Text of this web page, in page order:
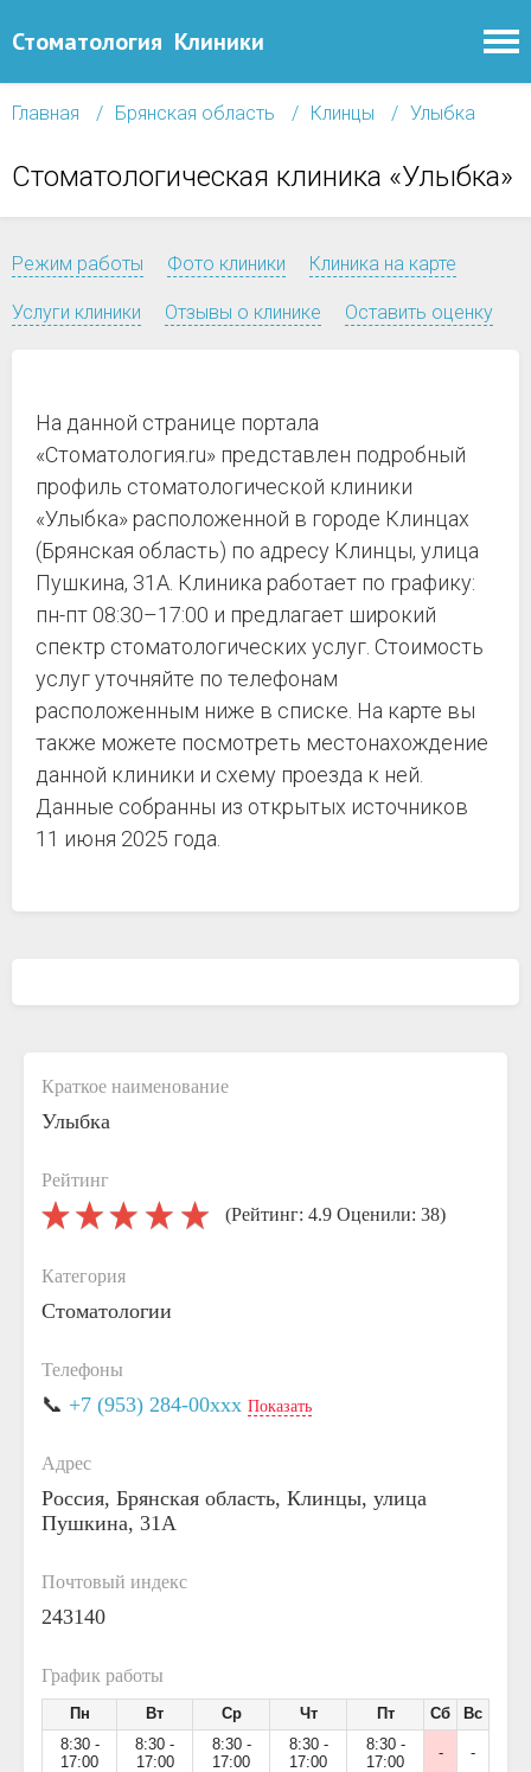
Стоматология Клиники
Главная Брянская область Клинцы Улыбка
Стоматологическая клиника «Улыбка»
Режим работы Фото клиники Клиника на карте
Услуги клиники Отзывы о клинике Оставить оценку
На данной странице портала
«Стоматология.ru» представлен подробный
профиль стоматологической клиники
«Улыбка» расположенной в городе Клинцах
(Брянская область) по адресу Клинцы, улица
Пушкина, 31А. Клиника работает по графику:
пн-пт 08:30–17:00 и предлагает широкий
спектр стоматологических услуг. Стоимость
услуг уточняйте по телефонам
расположенным ниже в списке. На карте вы
также можете посмотреть местонахождение
данной клиники и схему проезда к ней.
Данные собранны из открытых источников
11 июня 2025 года.
Краткое наименование
Улыбка
Рейтинг
(Рейтинг: 4.9 Оценили: 38)
Категория
Стоматологии
Телефоны
📞 +7 (953) 284-00xxx Показать
Адрес
Россия, Брянская область, Клинцы, улица
Пушкина, 31А
Почтовый индекс
243140
График работы
Пн Вт Ср Чт Пт Сб
Вс
8:30 -
17:00
8:30 -
17:00
8:30 -
17:00
8:30 -
17:00
8:30 -
17:00
- -